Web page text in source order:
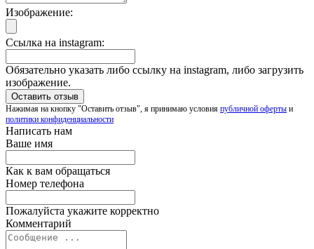
Изображение:
Ссылка на instagram:
Обязательно указать либо ссылку на instagram, либо загрузить
изображение.
Нажимая на кнопку "Оставить отзыв", я принимаю условия публичной оферты и
политики конфиденциальности
Написать нам
Ваше имя
Как к вам обращаться
Номер телефона
Пожалуйста укажите корректно
Комментарий